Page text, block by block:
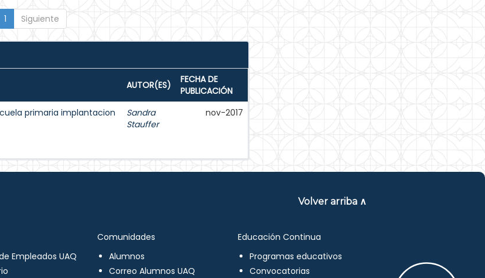
1 Siguiente
AUTOR(ES)
FECHA DE
PUBLICACIÓN
primaria implantacion
Sandra
Stauffer
nov-2017
Volver arriba ∧
Empleados UAQ
Comunidades
Alumnos
Correo Alumnos UAQ
Educación Continua
Programas educativos
Convocatorias